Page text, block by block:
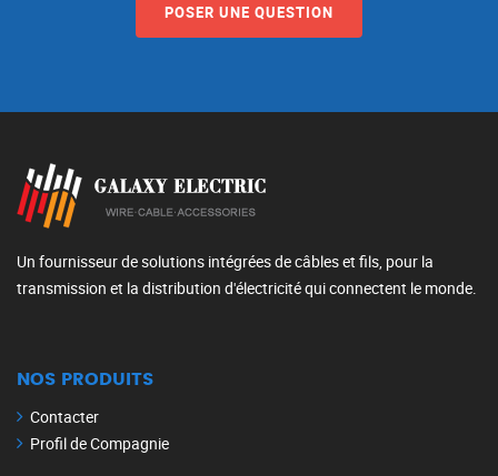
POSER UNE QUESTION
Un fournisseur de solutions intégrées de câbles et fils, pour la
transmission et la distribution d'électricité qui connectent le monde.
NOS PRODUITS
Contacter
Profil de Compagnie